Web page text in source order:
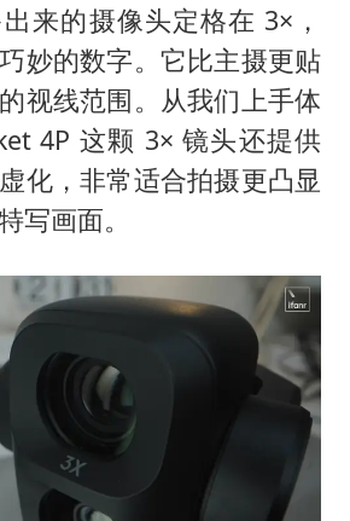
来的摄像头定格在 3×，
妙的数字。它比主摄更贴
视线范围。从我们上手体
4P 这颗 3× 镜头还提供
化，非常适合拍摄更凸显
写画面。